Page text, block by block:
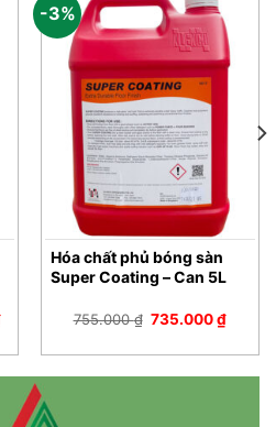
Giá
hiện
là:
4.650.000 ₫.
-3%
Hóa chất phủ bóng sàn
Super Coating – Can 5L
755.000₫ Giá
755.000 ₫.
735.000₫Giá
là: